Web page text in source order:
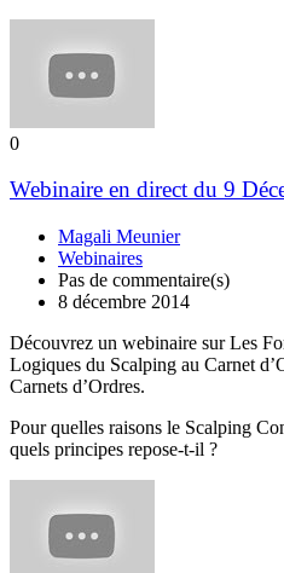
0
Webinaire en direct du 9
Magali Meunier
Webinaires
Pas de commentaire(s)
8 décembre 2014
Découvrez un webinaire sur Les
Logiques du Scalping au Carnet
Carnets d’Ordres.
Pour quelles raisons le Scalping
quels principes repose-t-il ?